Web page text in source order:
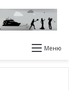
Меню